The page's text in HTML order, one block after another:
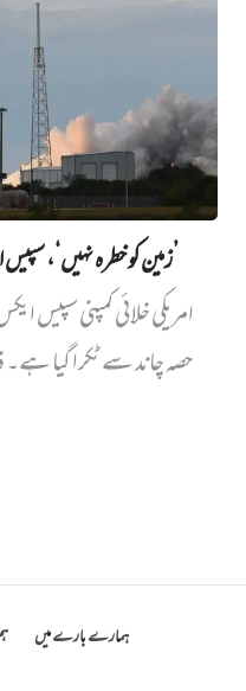
’زمین کو خطرہ نہیں‘،
حصہ چاند سے ٹکرا گیا ہے۔ فالکن 9 راکٹ کا
ہمارے بارے میں